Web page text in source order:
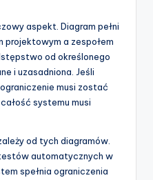
aspekt. Diagram pełni
projektowym a zespołem
od określonego
i uzasadniona. Jeśli
musi zostać
systemu musi
od tych diagramów.
automatycznych w
spełnia ograniczenia